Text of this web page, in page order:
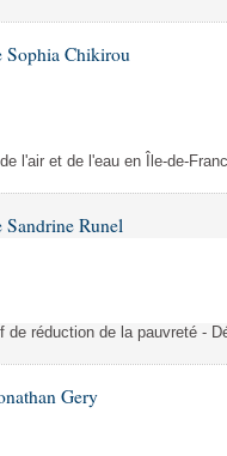
Sophia Chikirou
l'air et de l'eau en Île-de-
Sandrine Runel
de réduction de la pauvreté -
Gery